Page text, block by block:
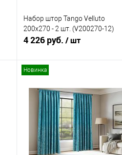
Набор штор Tango Velluto
200x270 - 2 шт. (V200270-12)
4 226 руб. / шт
Купить в 1 клик
Сравнение
В избранное
В наличии
Новинка